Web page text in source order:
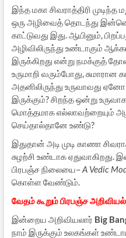
இந்த மகா சிவராத்திரி முடிந்த
ஒரு அழிவைத் தொடந்து
காட்டுவது இது. ஆயினும்,
அழிவிலிருந்து உண்டாகும்
இருக்கிறது என்று நமக்குத்
உருமாறி வரும்போது, சுமாரான
அதனிலிருந்து உருவாவது
இருக்கும்? சிறந்த ஒன்று
மொத்தமாக எல்லாவற்றையும்
செய்தால்தானே உண்டு?
இதுதான் அடி முடி காணா
சுழற்சி உண்டாக ஏதுவாகிறது.
பிரபஞ்ச நிலையை–A Vedic
கொள்ள வேண்டும்.
வேதம் கூறும் பிரபஞ்ச அறிவியல்
இன்றைய அறிவியலார் Big
நாம் இருக்கும் உலகங்கள்